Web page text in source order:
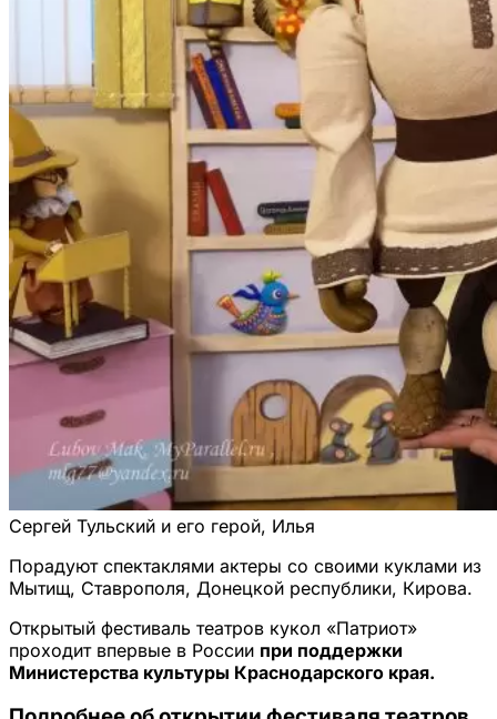
Сергей Тульский и его герой, Илья
Порадуют спектаклями актеры со своими куклами из
Мытищ, Ставрополя, Донецкой республики, Кирова.
Открытый фестиваль театров кукол «Патриот»
проходит впервые в России при поддержки
Министерства культуры Краснодарского края.